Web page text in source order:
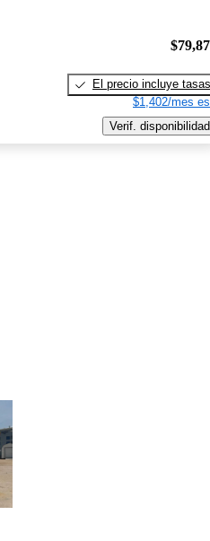
El precio incluye tasas
$1,402/mes
Verif. disponibilidad